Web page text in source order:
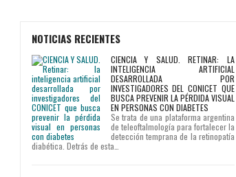
NOTICIAS RECIENTES
CIENCIA Y SALUD. RETINAR: LA
INTELIGENCIA ARTIFICIAL
DESARROLLADA POR
INVESTIGADORES DEL CONICET QUE
BUSCA PREVENIR LA PÉRDIDA VISUAL
EN PERSONAS CON DIABETES
Se trata de una plataforma argentina
de teleoftalmología para fortalecer la
detección temprana de la retinopatía
diabética. Detrás de esta…